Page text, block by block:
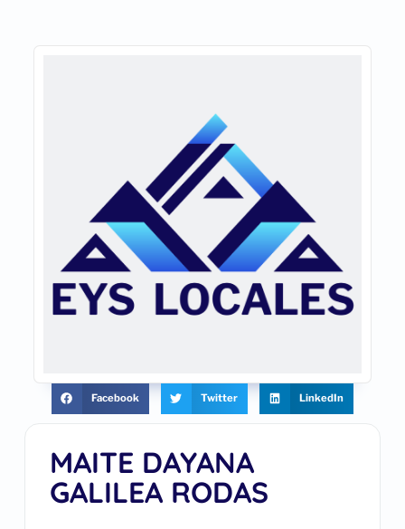
MAITE DAYANA
GALILEA RODAS
Facebook Twitter LinkedIn